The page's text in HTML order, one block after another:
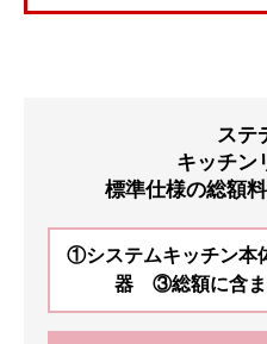
ステ
キッチン
標準仕様の総額
①システムキッチン
器 ③総額に含ま